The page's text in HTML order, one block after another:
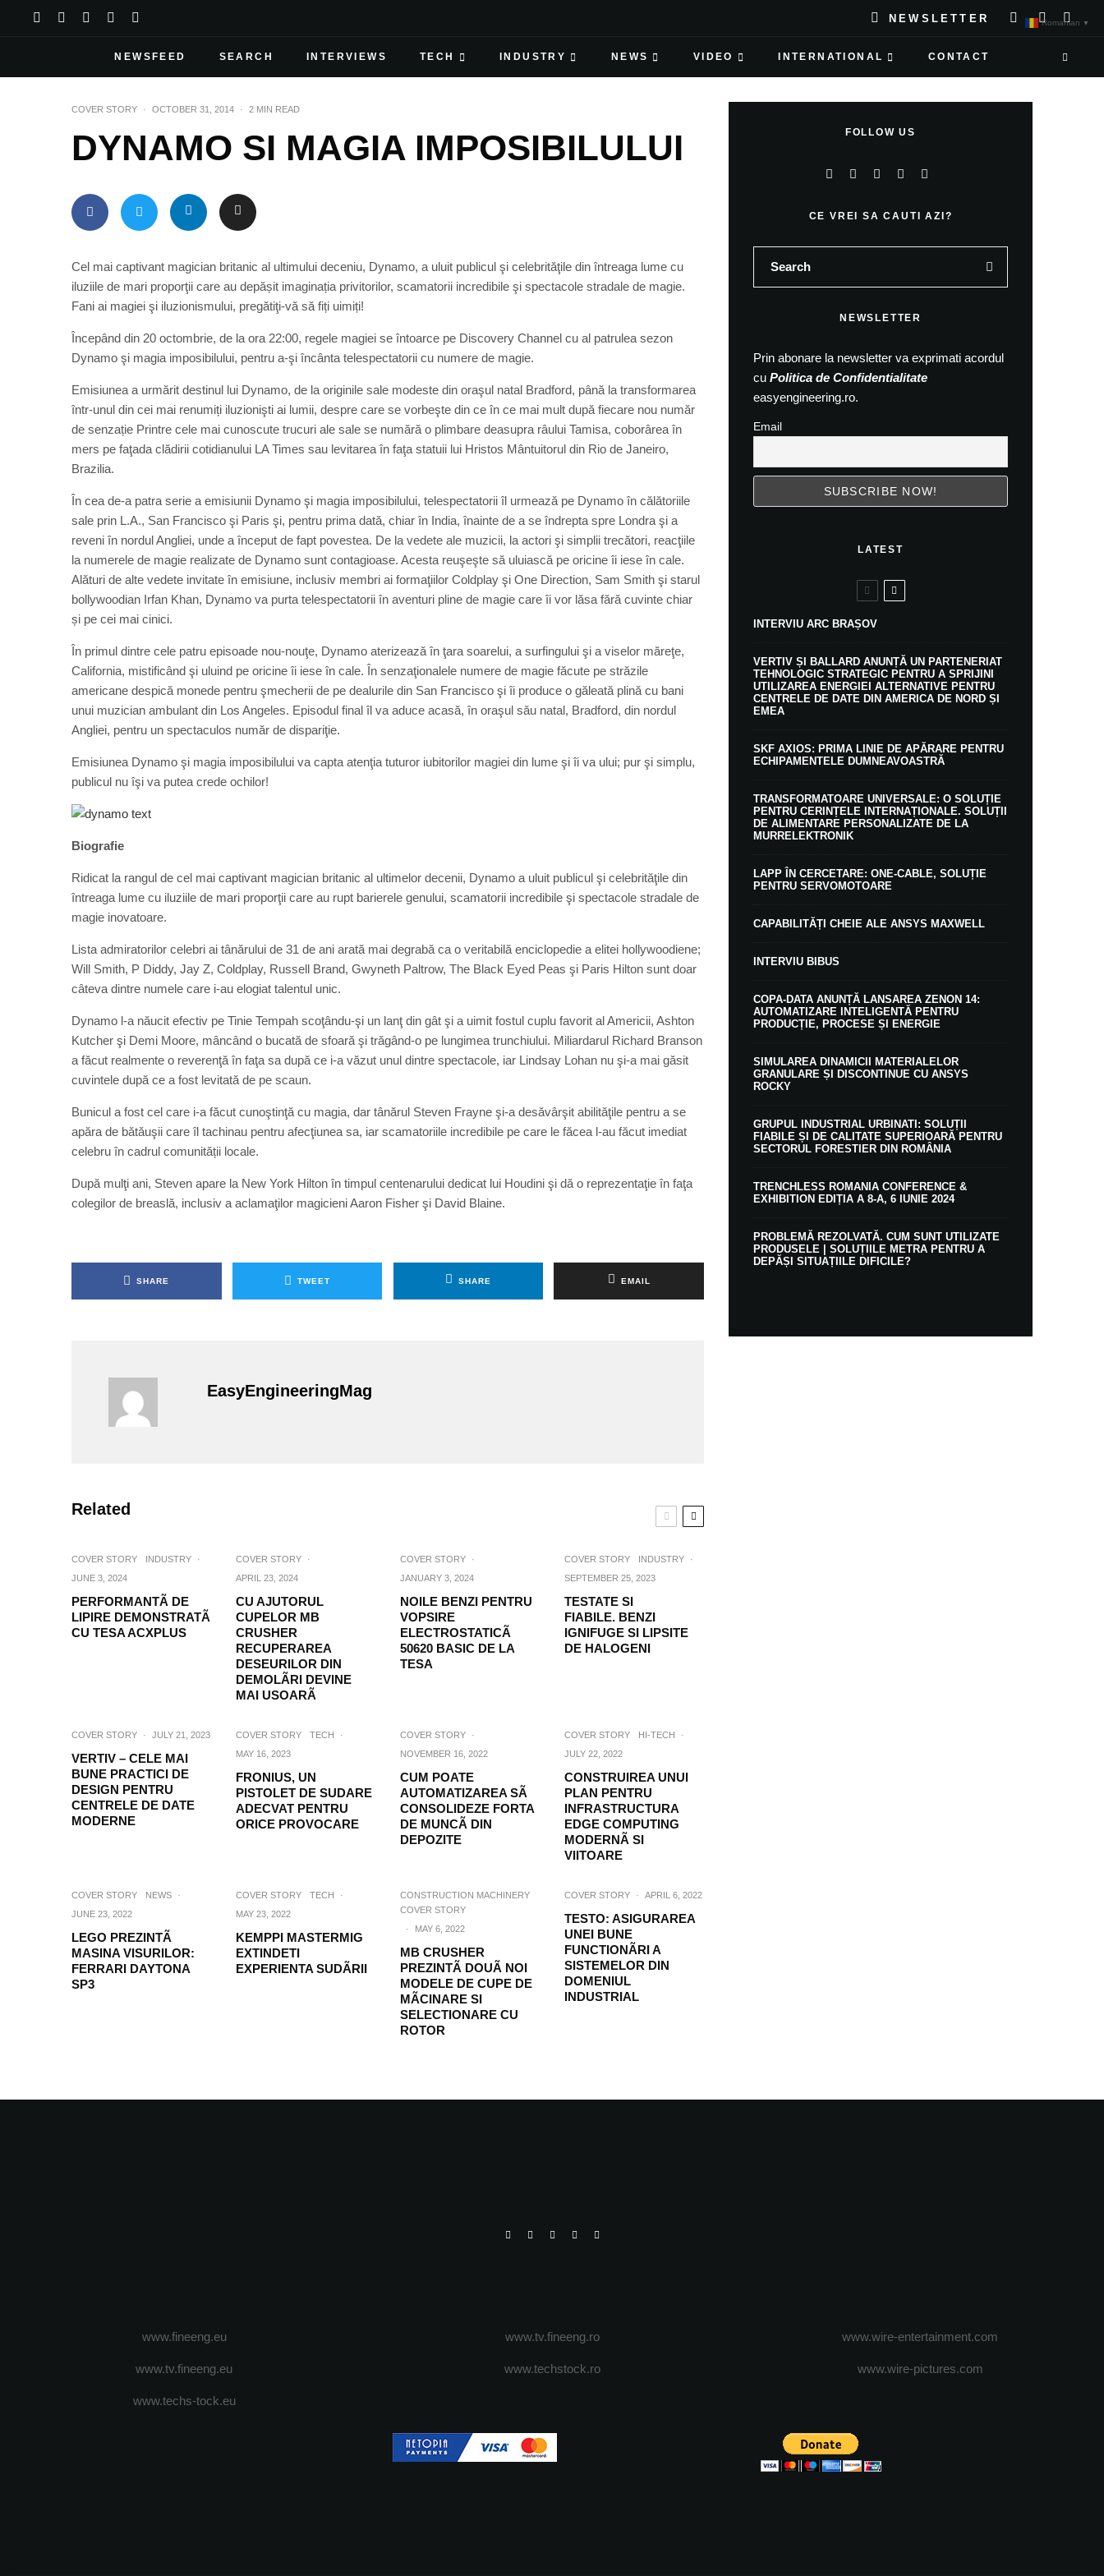
NEWSLETTER
NEWSFEED SEARCH INTERVIEWS TECH INDUSTRY NEWS VIDEO INTERNATIONAL CONTACT
COVER STORY · OCTOBER 31, 2014 · 2 MIN READ
DYNAMO SI MAGIA IMPOSIBILULUI
Cel mai captivant magician britanic al ultimului deceniu, Dynamo, a uluit publicul şi celebrităţile din întreaga lume cu
iluziile de mari proporţii care au depășit imaginația privitorilor, scamatorii incredibile şi spectacole stradale de magie.
Fani ai magiei şi iluzionismului, pregătiţi-vă să fiți uimiți!
Începând din 20 octombrie, de la ora 22:00, regele magiei se întoarce pe Discovery Channel cu al patrulea sezon
Dynamo şi magia imposibilului, pentru a-şi încânta telespectatorii cu numere de magie.
Emisiunea a urmărit destinul lui Dynamo, de la originile sale modeste din oraşul natal Bradford, până la transformarea
într-unul din cei mai renumiți iluzionişti ai lumii, despre care se vorbeşte din ce în ce mai mult după fiecare nou număr
de senzație Printre cele mai cunoscute trucuri ale sale se numără o plimbare deasupra râului Tamisa, coborârea în
mers pe faţada clădirii cotidianului LA Times sau levitarea în faţa statuii lui Hristos Mântuitorul din Rio de Janeiro,
Brazilia.
În cea de-a patra serie a emisiunii Dynamo şi magia imposibilului, telespectatorii îl urmează pe Dynamo în călătoriile
sale prin L.A., San Francisco şi Paris şi, pentru prima dată, chiar în India, înainte de a se îndrepta spre Londra şi a
reveni în nordul Angliei, unde a început de fapt povestea. De la vedete ale muzicii, la actori şi simplii trecători, reacţiile
la numerele de magie realizate de Dynamo sunt contagioase. Acesta reuşeşte să uluiască pe oricine îi iese în cale.
Alături de alte vedete invitate în emisiune, inclusiv membri ai formaţiilor Coldplay şi One Direction, Sam Smith şi starul
bollywoodian Irfan Khan, Dynamo va purta telespectatorii în aventuri pline de magie care îi vor lăsa fără cuvinte chiar
și pe cei mai cinici.
În primul dintre cele patru episoade nou-nouţe, Dynamo aterizează în ţara soarelui, a surfingului şi a viselor măreţe,
California, mistificând şi uluind pe oricine îi iese în cale. În senzaţionalele numere de magie făcute pe străzile
americane despică monede pentru şmecherii de pe dealurile din San Francisco şi îi produce o găleată plină cu bani
unui muzician ambulant din Los Angeles. Episodul final îl va aduce acasă, în oraşul său natal, Bradford, din nordul
Angliei, pentru un spectaculos număr de dispariţie.
Emisiunea Dynamo şi magia imposibilului va capta atenţia tuturor iubitorilor magiei din lume şi îi va ului; pur şi simplu,
publicul nu îşi va putea crede ochilor!
Biografie
Ridicat la rangul de cel mai captivant magician britanic al ultimelor decenii, Dynamo a uluit publicul şi celebrităţile din
întreaga lume cu iluziile de mari proporţii care au rupt barierele genului, scamatorii incredibile şi spectacole stradale de
magie inovatoare.
Lista admiratorilor celebri ai tânărului de 31 de ani arată mai degrabă ca o veritabilă enciclopedie a elitei hollywoodiene;
Will Smith, P Diddy, Jay Z, Coldplay, Russell Brand, Gwyneth Paltrow, The Black Eyed Peas şi Paris Hilton sunt doar
câteva dintre numele care i-au elogiat talentul unic.
Dynamo l-a năucit efectiv pe Tinie Tempah scoţându-şi un lanţ din gât şi a uimit fostul cuplu favorit al Americii, Ashton
Kutcher şi Demi Moore, mâncând o bucată de sfoară şi trăgând-o pe lungimea trunchiului. Miliardarul Richard Branson
a făcut realmente o reverenţă în faţa sa după ce i-a văzut unul dintre spectacole, iar Lindsay Lohan nu şi-a mai găsit
cuvintele după ce a fost levitată de pe scaun.
Bunicul a fost cel care i-a făcut cunoştinţă cu magia, dar tânărul Steven Frayne şi-a desăvârşit abilităţile pentru a se
apăra de bătăuşii care îl tachinau pentru afecţiunea sa, iar scamatoriile incredibile pe care le făcea l-au făcut imediat
celebru în cadrul comunității locale.
După mulţi ani, Steven apare la New York Hilton în timpul centenarului dedicat lui Houdini şi dă o reprezentaţie în faţa
colegilor de breaslă, inclusiv a aclamaţilor magicieni Aaron Fisher şi David Blaine.
SHARE TWEET SHARE EMAIL
EasyEngineeringMag
Related
COVER STORY INDUSTRY
·
JUNE 3, 2024
PERFORMANTÃ DE
LIPIRE DEMONSTRATÃ
CU TESA ACXPLUS
COVER STORY
·
APRIL 23, 2024
CU AJUTORUL
CUPELOR MB
CRUSHER
RECUPERAREA
DESEURILOR DIN
DEMOLÃRI DEVINE
MAI USOARÃ
COVER STORY
·
JANUARY 3, 2024
NOILE BENZI PENTRU
VOPSIRE
ELECTROSTATICÃ
50620 BASIC DE LA
TESA
COVER STORY INDUSTRY
·
SEPTEMBER 25, 2023
TESTATE SI
FIABILE. BENZI
IGNIFUGE SI LIPSITE
DE HALOGENI
COVER STORY · JULY 21, 2023
VERTIV – CELE MAI
BUNE PRACTICI DE
DESIGN PENTRU
CENTRELE DE DATE
MODERNE
COVER STORY TECH
·
MAY 16, 2023
FRONIUS, UN
PISTOLET DE SUDARE
ADECVAT PENTRU
ORICE PROVOCARE
COVER STORY
·
NOVEMBER 16, 2022
CUM POATE
AUTOMATIZAREA SÃ
CONSOLIDEZE FORTA
DE MUNCÃ DIN
DEPOZITE
COVER STORY HI-TECH
·
JULY 22, 2022
CONSTRUIREA UNUI
PLAN PENTRU
INFRASTRUCTURA
EDGE COMPUTING
MODERNÃ SI
VIITOARE
COVER STORY NEWS
·
JUNE 23, 2022
LEGO PREZINTÃ
MASINA VISURILOR:
FERRARI DAYTONA
SP3
COVER STORY TECH
·
MAY 23, 2022
KEMPPI MASTERMIG
EXTINDETI
EXPERIENTA SUDÃRII
CONSTRUCTION MACHINERY
COVER STORY
·
MAY 6, 2022
MB CRUSHER
PREZINTÃ DOUÃ NOI
MODELE DE CUPE DE
MÃCINARE SI
SELECTIONARE CU
ROTOR
COVER STORY · APRIL 6, 2022
TESTO: ASIGURAREA
UNEI BUNE
FUNCTIONÃRI A
SISTEMELOR DIN
DOMENIUL
INDUSTRIAL
FOLLOW US
CE VREI SA CAUTI AZI?
NEWSLETTER
Prin abonare la newsletter va exprimati acordul
cu Politica de Confidentialitate
easyengineering.ro.
Email
LATEST
INTERVIU ARC BRAȘOV
VERTIV ȘI BALLARD ANUNȚĂ UN PARTENERIAT
TEHNOLOGIC STRATEGIC PENTRU A SPRIJINI
UTILIZAREA ENERGIEI ALTERNATIVE PENTRU
CENTRELE DE DATE DIN AMERICA DE NORD ȘI
EMEA
SKF AXIOS: PRIMA LINIE DE APĂRARE PENTRU
ECHIPAMENTELE DUMNEAVOASTRĂ
TRANSFORMATOARE UNIVERSALE: O SOLUȚIE
PENTRU CERINȚELE INTERNAȚIONALE. SOLUȚII
DE ALIMENTARE PERSONALIZATE DE LA
MURRELEKTRONIK
LAPP ÎN CERCETARE: ONE-CABLE, SOLUȚIE
PENTRU SERVOMOTOARE
CAPABILITĂȚI CHEIE ALE ANSYS MAXWELL
INTERVIU BIBUS
COPA-DATA ANUNȚĂ LANSAREA ZENON 14:
AUTOMATIZARE INTELIGENTĂ PENTRU
PRODUCȚIE, PROCESE ȘI ENERGIE
SIMULAREA DINAMICII MATERIALELOR
GRANULARE ȘI DISCONTINUE CU ANSYS
ROCKY
GRUPUL INDUSTRIAL URBINATI: SOLUȚII
FIABILE ȘI DE CALITATE SUPERIOARĂ PENTRU
SECTORUL FORESTIER DIN ROMÂNIA
TRENCHLESS ROMANIA CONFERENCE &
EXHIBITION EDIȚIA A 8-A, 6 IUNIE 2024
PROBLEMĂ REZOLVATĂ. CUM SUNT UTILIZATE
PRODUSELE | SOLUȚIILE METRA PENTRU A
DEPĂȘI SITUAȚIILE DIFICILE?
www.fineeng.eu
www.tv.fineeng.eu
www.techs-tock.eu
www.tv.fineeng.ro
www.techstock.ro
www.wire-entertainment.com
www.wire-pictures.com
Romanian ▼